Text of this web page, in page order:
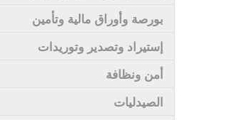
بورصة وأوراق مالية وتأمين
إستيراد وتصدير وتوريدات
أمن ونظافة
الصيدليات